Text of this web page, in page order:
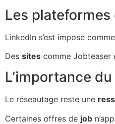
Les plateformes
LinkedIn s’est imposé
Des sites comme Jobteaser
L’importance
Le réseautage reste une
Certaines offres de job